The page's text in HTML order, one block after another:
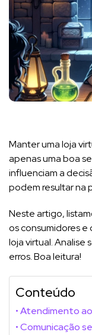
Manter uma loja
apenas uma boa
influenciam a
podem resultar na
Neste artigo,
os consumidores e
loja virtual. Analise
erros. Boa leitura!
Conteúdo
Atendimento
Comunicação